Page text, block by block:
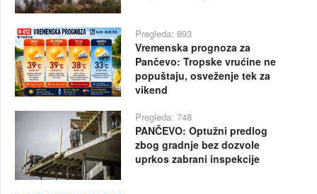
Pregleda: 893
Vremenska prognoza za
Pančevo: Tropske vrućine ne
popuštaju, osveženje tek za
vikend
Pregleda: 748
PANČEVO: Optužni predlog
zbog gradnje bez dozvole
uprkos zabrani inspekcije